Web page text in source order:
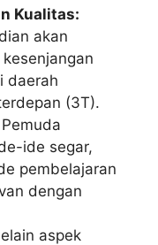
Kualitas:
akan
daerah
(3T).
Pemuda
ide segar,
pembelajaran
dengan
aspek